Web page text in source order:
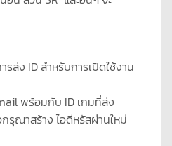
รส่ง ID สำหรับการเปิดใช้งาน
พร้อมกับ ID เกมที่ส่ง
กรุณาสร้าง ไอดีหรัสผ่านใหม่